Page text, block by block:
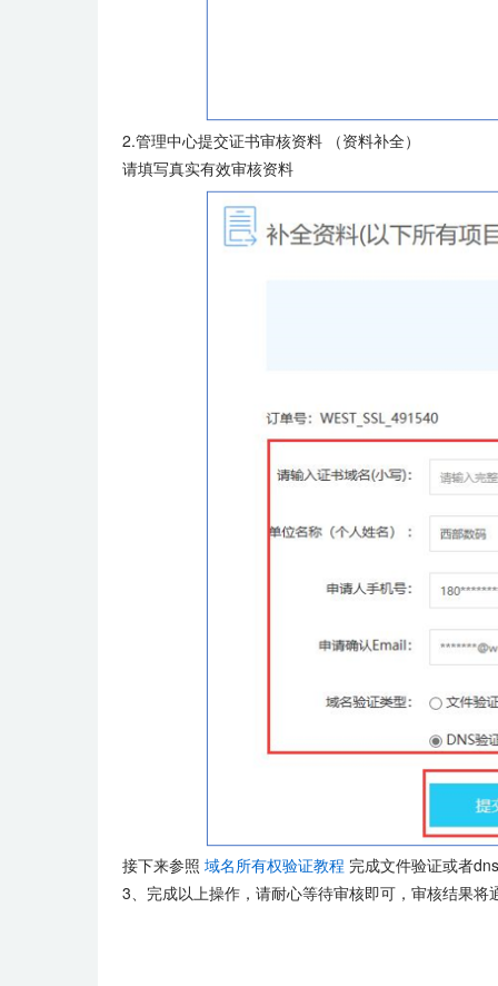
2.管理中心提交证书审核资料 （资料补全）
请填写真实有效审核资料
接下来参照 域名所有权验证教程 完成文件验证或者
3、完成以上操作，请耐心等待审核即可，审核结果将